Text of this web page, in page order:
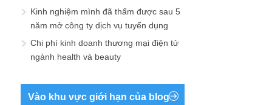
Kinh nghiệm mình đã thấm được sau 5
năm mở công ty dịch vụ tuyển dụng
Chi phí kinh doanh thương mại điện tử
ngành health và beauty
Vào khu vực giới hạn của blog